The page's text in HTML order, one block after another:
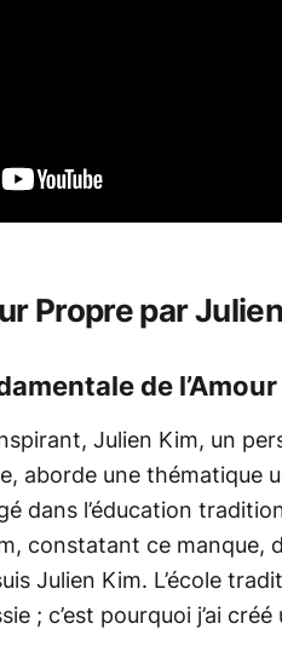
Propre par
de
Julien Kim, un
aborde une thématique
dans l’éducation
constatant ce manque,
Julien Kim. L’école
; c’est pourquoi j’ai